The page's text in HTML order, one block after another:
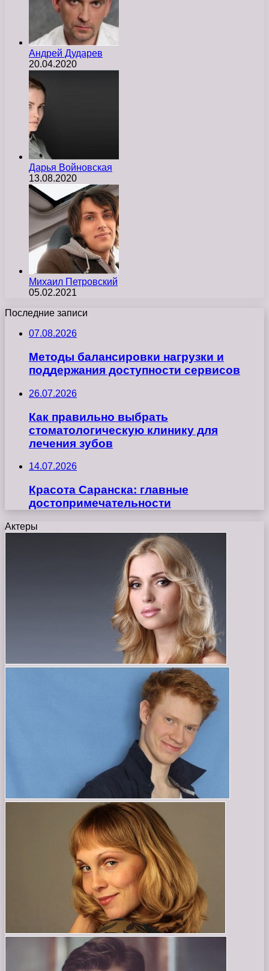
Андрей Дударев
20.04.2020
Дарья Войновская
13.08.2020
Михаил Петровский
05.02.2021
Последние записи
07.08.2026
Методы балансировки нагрузки и
поддержания доступности сервисов
26.07.2026
Как правильно выбрать
стоматологическую клинику для
лечения зубов
14.07.2026
Красота Саранска: главные
достопримечательности
Актеры